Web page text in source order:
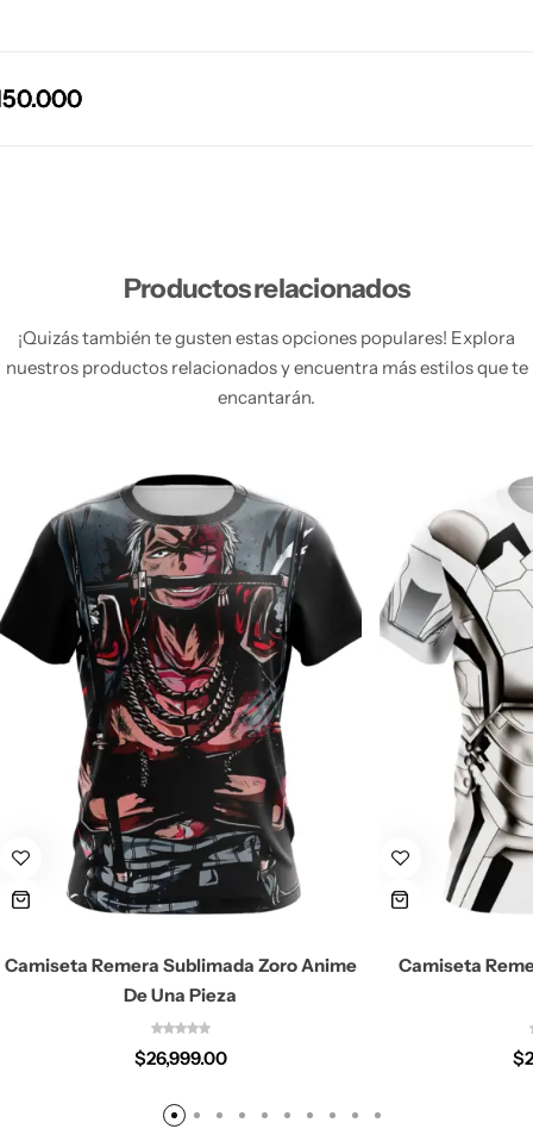
Productos relacionados
¡Quizás también te gusten estas opciones populares! Explora
nuestros productos relacionados y encuentra más estilos que te
encantarán.
Camiseta Remera Sublimada Zoro Anime
De Una Pieza
$26,999.00
Camiseta
$